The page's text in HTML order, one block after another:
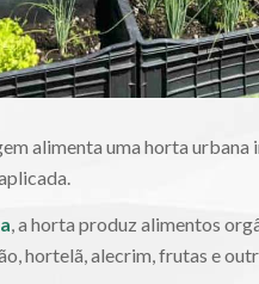
alimenta uma horta
, a horta produz alimentos
hortelã, alecrim, frutas e